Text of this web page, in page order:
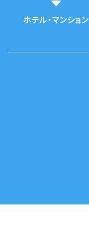
ホテル・マンション